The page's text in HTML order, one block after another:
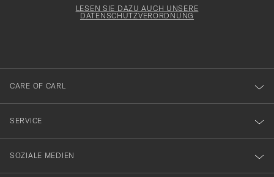
dig
till
vårt
nyhetsbrev!
LESEN SIE DAZU AUCH UNSERE
DATENSCHUTZVERORDNUNG
CARE OF CARL
SERVICE
SOZIALE MEDIEN